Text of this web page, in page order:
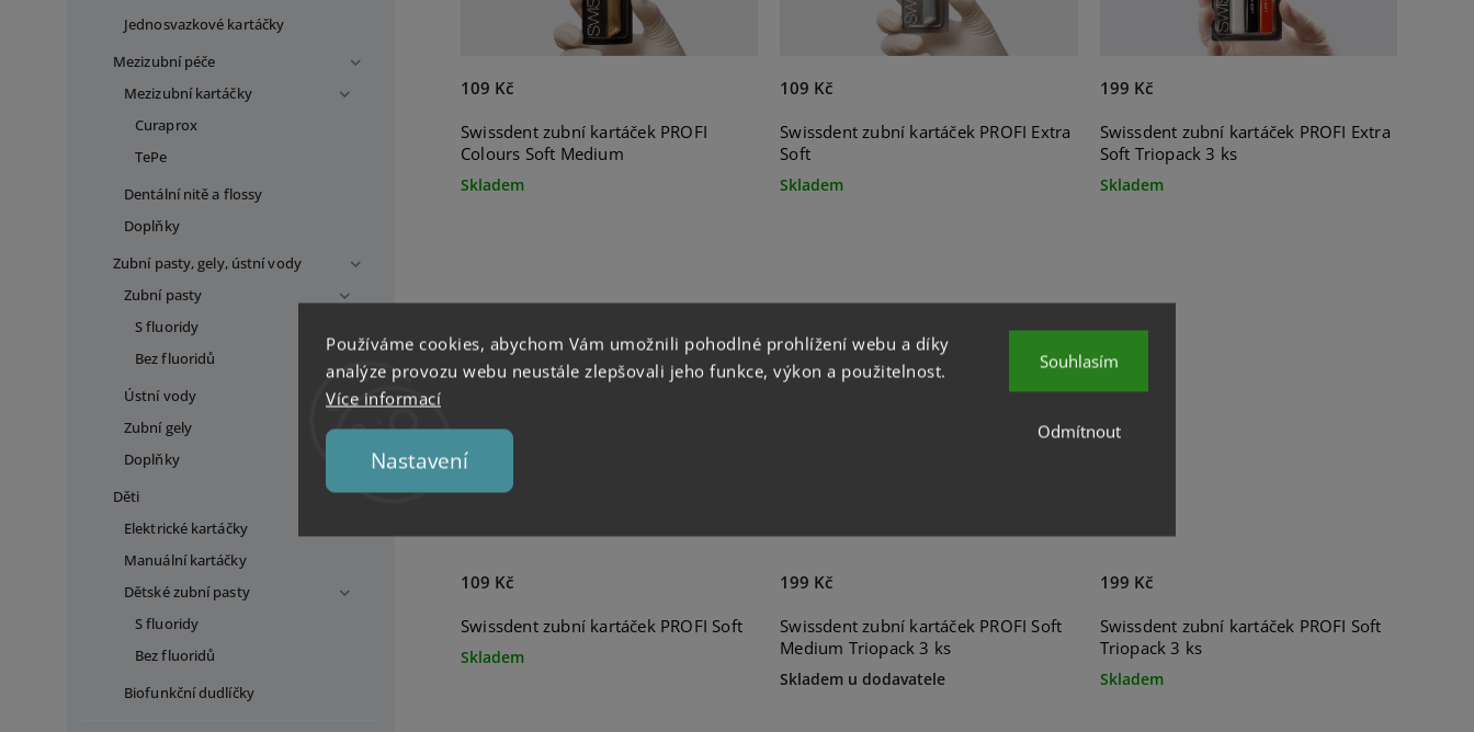
Používáme cookies, abychom Vám umožnili pohodlné prohlížení webu a díky
analýze provozu webu neustále zlepšovali jeho funkce, výkon a použitelnost.
Více informací
Nastavení
Odmítnout
Souhlasím
Jednosvazkové kartáčky
Mezizubní péče
Mezizubní kartáčky
Curaprox
TePe
Dentální nitě a flossy
Doplňky
Zubní pasty, gely, ústní vody
Zubní pasty
S fluoridy
Bez fluoridů
Ústní vody
Zubní gely
Doplňky
Děti
Elektrické kartáčky
Manuální kartáčky
Dětské zubní pasty
S fluoridy
Bez fluoridů
Biofunkční dudlíčky
Swissdent zubní kartáček PROFI
Colours Soft Medium
Skladem
109 Kč
Swissdent zubní kartáček PROFI Extra
Soft
Skladem
109 Kč
Swissdent zubní kartáček PROFI Extra
Soft Triopack 3 ks
Skladem
199 Kč
Swissdent zubní kartáček PROFI Soft
Skladem
109 Kč
Swissdent zubní kartáček PROFI Soft
Medium Triopack 3 ks
Skladem u dodavatele
199 Kč
Swissdent zubní kartáček PROFI Soft
Triopack 3 ks
Skladem
199 Kč